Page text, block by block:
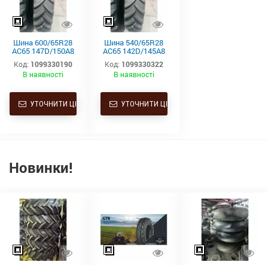
Шина 600/65R28
AC65 147D/150A8
TL Mitas Чехія
Код: 1099330190
В наявності
УТОЧНИТИ ЦІНУ
Шина 540/65R28
AC65 142D/145A8
TL Mitas Чехія
Код: 1099330322
В наявності
УТОЧНИТИ ЦІНУ
Новинки!